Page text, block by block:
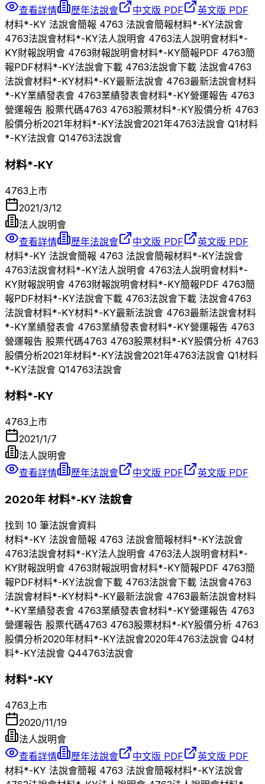
查看詳情
歷年法說會 中文版 PDF
英文版 PDF
材料*-KY 法說會簡報 4763 法說會簡報材料*-KY法說會
4763法說會材料*-KY法人說明會 4763法人說明會材料*-
KY財報說明會 4763財報說明會材料*-KY簡報PDF 4763簡
報PDF材料*-KY法說會下載 4763法說會下載 法說會4763
法說會材料*-KY材料*-KY最新法說會 4763最新法說會材料
*-KY業績發表會 4763業績發表會材料*-KY營運報告 4763
營運報告 股票代碼4763 4763股票材料*-KY股價分析 4763
股價分析2021年材料*-KY法說會2021年4763法說會 Q1材料
*-KY法說會 Q14763法說會
材料*-KY
4763 上市
2021/3/12
法人說明會
查看詳情
歷年法說會 中文版 PDF
英文版 PDF
材料*-KY 法說會簡報 4763 法說會簡報材料*-KY法說會
4763法說會材料*-KY法人說明會 4763法人說明會材料*-
KY財報說明會 4763財報說明會材料*-KY簡報PDF 4763簡
報PDF材料*-KY法說會下載 4763法說會下載 法說會4763
法說會材料*-KY材料*-KY最新法說會 4763最新法說會材料
*-KY業績發表會 4763業績發表會材料*-KY營運報告 4763
營運報告 股票代碼4763 4763股票材料*-KY股價分析 4763
股價分析2021年材料*-KY法說會2021年4763法說會 Q1材料
*-KY法說會 Q14763法說會
材料*-KY
4763上市
2021/1/7
法人說明會
查看詳情
歷年法說會 中文版 PDF 英文版 PDF
2020年材料*-KY法說會
找到 10 筆法說會資料
材料*-KY 法說會簡報 4763 法說會簡報材料*-KY法說會
4763法說會材料*-KY法人說明會 4763法人說明會材料*-
KY財報說明會 4763財報說明會材料*-KY簡報PDF 4763簡
報PDF材料*-KY法說會下載 4763法說會下載 法說會4763
法說會材料*-KY材料*-KY最新法說會 4763最新法說會材料
*-KY業績發表會 4763業績發表會材料*-KY營運報告 4763
營運報告 股票代碼4763 4763股票材料*-KY股價分析 4763
股價分析2020年材料*-KY法說會2020年4763法說會 Q4材
料*-KY法說會 Q44763法說會
材料*-KY
4763上市
2020/11/19
法人說明會
查看詳情
歷年法說會 中文版 PDF
英文版 PDF
材料*-KY 法說會簡報 4763 法說會簡報材料*-KY法說會